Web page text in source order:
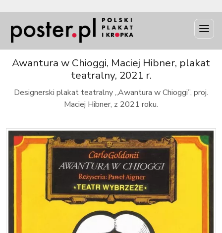
Awantura w Chioggi, Maciej Hibner, plakat
teatralny, 2021 r.
Designerski plakat teatralny „Awantura w Chioggi”, proj.
Maciej Hibner, z 2021 roku.